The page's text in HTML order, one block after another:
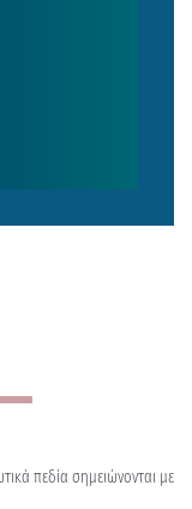
πεδία σημειώνονται με